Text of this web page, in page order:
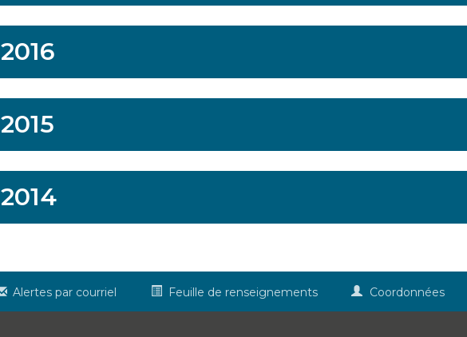
2016
2015
2014
Alertes par courriel Feuille de renseignements Coordonnées